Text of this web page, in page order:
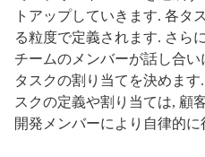
トアップしていきます. 各タ
る粒度で定義されます. さら
チームのメンバーが話し合
タスクの割り当てを決めま
スクの定義や割り当ては, 顧
開発メンバーにより自律的に